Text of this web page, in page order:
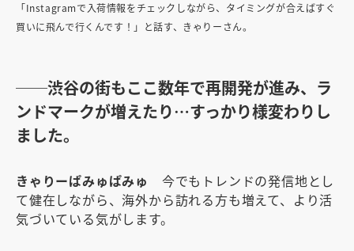
「Instagramで入荷情報をチェックしながら、タイミングが合えばすぐ
買いに飛んで行くんです！」と話す、きゃりーさん。
──渋谷の街もここ数年で再開発が進み、ラ
ンドマークが増えたり…すっかり様変わりし
ました。
きゃりーぱみゅぱみゅ
今でもトレンドの発信地とし
て健在しながら、海外から訪れる方も増えて、より活
気づいている気がします。